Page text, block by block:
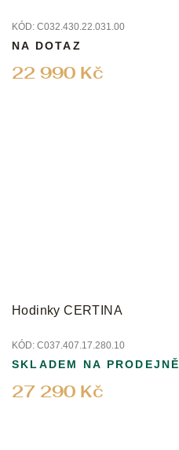
KÓD: C032.430.22.031.00
22 990 Kč
NA DOTAZ
Hodinky CERTINA
KÓD: C037.407.17.280.10
27 290 Kč
SKLADEM NA PRODEJNĚ